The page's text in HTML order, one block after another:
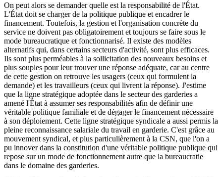
On peut alors se demander quelle est la responsabilité de l'État.
L'État doit se charger de la politique publique et encadrer le
financement. Toutefois, la gestion et l'organisation concrète du
service ne doivent pas obligatoirement et toujours se faire sous le
mode bureaucratique et fonctionnarisé. Il existe des modèles
alternatifs qui, dans certains secteurs d'activité, sont plus efficaces.
Ils sont plus perméables à la sollicitation des nouveaux besoins et
plus souples pour leur trouver une réponse adéquate, car au centre
de cette gestion on retrouve les usagers (ceux qui formulent la
demande) et les travailleurs (ceux qui livrent la réponse). J'estime
que la ligne stratégique adoptée dans le secteur des garderies a
amené l'État à assumer ses responsabilités afin de définir une
véritable politique familiale et de dégager le financement nécessaire
à son déploiement. Cette ligne stratégique syndicale a aussi permis la
pleine reconnaissance salariale du travail en garderie. C'est grâce au
mouvement syndical, et plus particulièrement à la CSN, que l'on a
pu innover dans la constitution d'une véritable politique publique qui
repose sur un mode de fonctionnement autre que la bureaucratie
dans le domaine des garderies.